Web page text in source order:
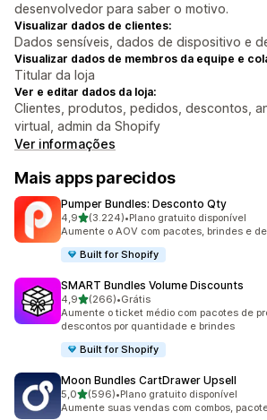
desenvolvedor para saber o motivo.
Visualizar dados de clientes:
Dados sensíveis, dados de dispositivo e
Visualizar dados de membros da equipe e
Titular da loja
Ver e editar dados da loja:
Clientes, produtos, pedidos, descontos,
virtual, admin da Shopify
Ver informações
Mais apps parecidos
Pumper Bundles: Desconto Qty
4,9de 5 estrelas
(3.224)
3224 avaliações ao todo
•Plano gratuito disponível
Aumente o AOV com pacotes, brindes e
Built for Shopify
SMART Bundles Volume Discounts
4,9de 5 estrelas
(266)
266 avaliações ao todo
•Grátis
Aumente o ticket médio com pacotes de
descontos por quantidade e brindes
Built for Shopify
Moon Bundles CartDrawer Upsell
5,0de 5 estrelas
(596)
596 avaliações ao todo
•Plano gratuito disponível
Aumente suas vendas com combos,